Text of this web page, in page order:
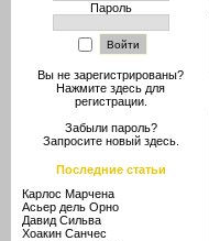
Пароль
Вы не зарегистрированы?
Нажмите здесь для
регистрации.
Забыли пароль?
Запросите новый здесь.
Последние статьи
Карлос Марчена
Асьер дель Орно
Давид Сильва
Хоакин Санчес